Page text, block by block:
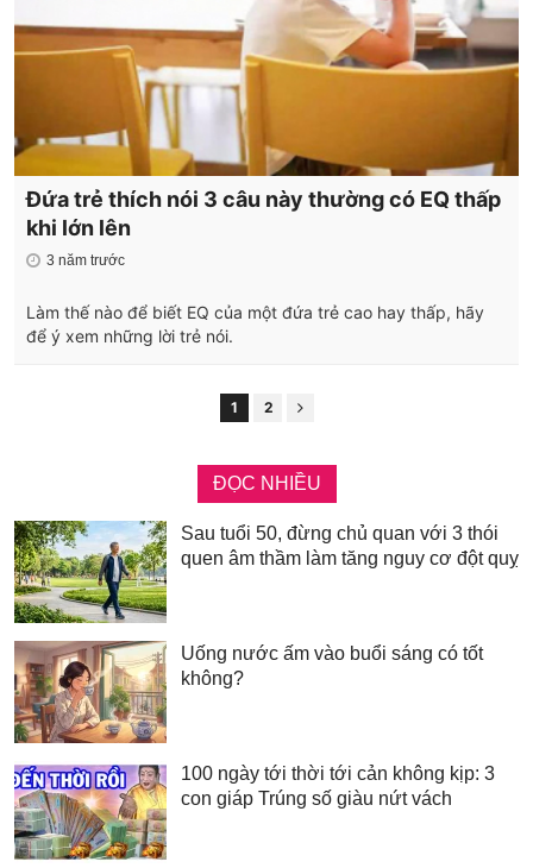
Đứa trẻ thích nói 3 câu này thường có EQ thấp
khi lớn lên
3 năm trước
Làm thế nào để biết EQ của một đứa trẻ cao hay thấp, hãy
để ý xem những lời trẻ nói.
1 2
ĐỌC NHIỀU
Sau tuổi 50, đừng chủ quan với 3 thói
quen âm thầm làm tăng nguy cơ đột quỵ
Uống nước ấm vào buổi sáng có tốt
không?
100 ngày tới thời tới cản không kịp: 3
con giáp Trúng số giàu nứt vách